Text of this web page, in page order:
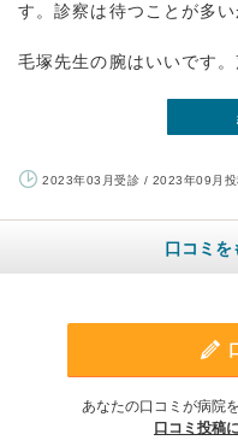
す。診察は待つことが多い
毛塚先生の腕はいいです。
2023年03月受診 / 2023年09月投
口コミを
あなたの口コミが病院
口コミ投稿